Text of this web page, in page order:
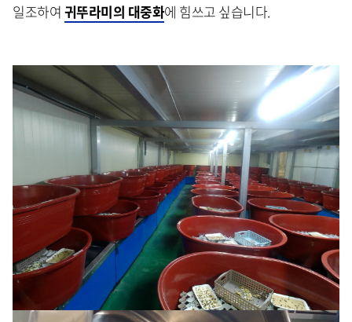
일조하여 귀뚜라미의 대중화에 힘쓰고 싶습니다.